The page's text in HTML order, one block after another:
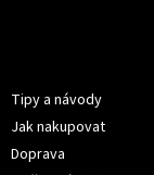
Tipy a návody
Jak nakupovat
Doprava